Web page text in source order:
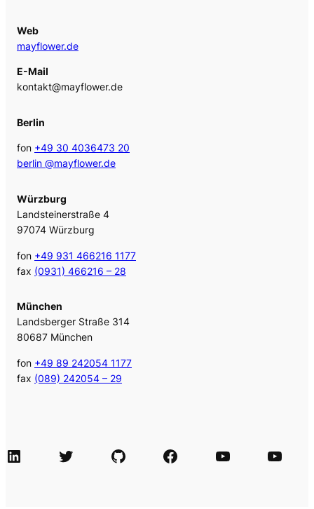
Web
mayflower.de
E-Mail
kontakt@mayflower.de
Berlin
fon +49 30 4036473 20
berlin @mayflower.de
Würzburg
Landsteinerstraße 4
97074 Würzburg
fon +49 931 466216 1177
fax (0931) 466216 – 28
München
Landsberger Straße 314
80687 München
fon +49 89 242054 1177
fax (089) 242054 – 29
LinkedIn Twitter GitHub Facebook Agile Videos Tech-Videos